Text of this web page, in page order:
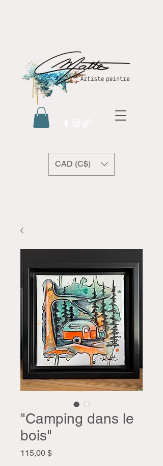
CAD (C$)
"Camping dans le
bois"
115,00 $Prix